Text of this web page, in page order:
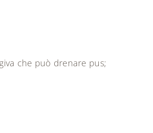
che può drenare pus;